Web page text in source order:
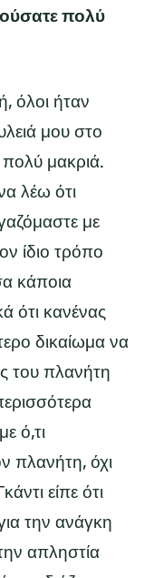
πολύ
όλοι ήταν
μου στο
μακριά.
λέω ότι
με
ίδιο τρόπο
κάποια
ότι κανένας
δικαίωμα να
του πλανήτη
ό,τι
πλανήτη, όχι
είπε ότι
την ανάγκη
απληστία